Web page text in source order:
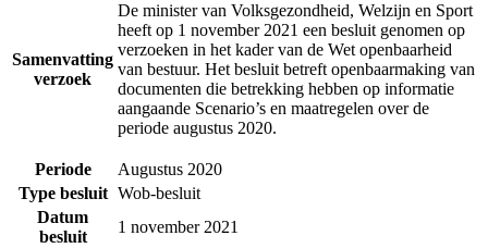
Samenvatting
verzoek
De minister van Volksgezondheid, Welzijn en Sport
heeft op 1 november 2021 een besluit genomen op
verzoeken in het kader van de Wet openbaarheid
van bestuur. Het besluit betreft openbaarmaking van
documenten die betrekking hebben op informatie
aangaande Scenario’s en maatregelen over de
periode augustus 2020.
Periode
Augustus 2020
Type besluit Wob-besluit
Datum
besluit
1 november 2021